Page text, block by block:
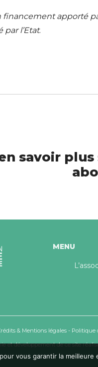
financement apporté
par l’Etat.
savoir
MENU
& Mentions légales - Politique
et développement de ce site
vous garantir la